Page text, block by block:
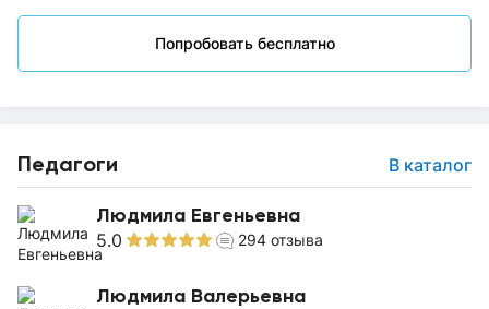
Попробовать бесплатно
Педагоги В каталог
Людмила Евгеньевна
5.0 294 отзыва
Людмила Валерьевна